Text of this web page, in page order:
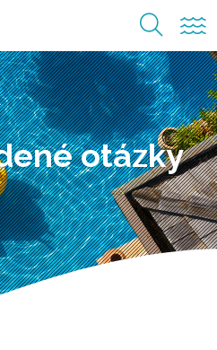
otázky